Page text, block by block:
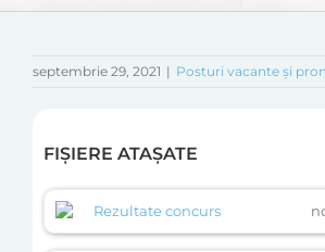
septembrie 29, 2021 | Posturi vacante și
FIȘIERE ATAȘATE
Rezultate concurs